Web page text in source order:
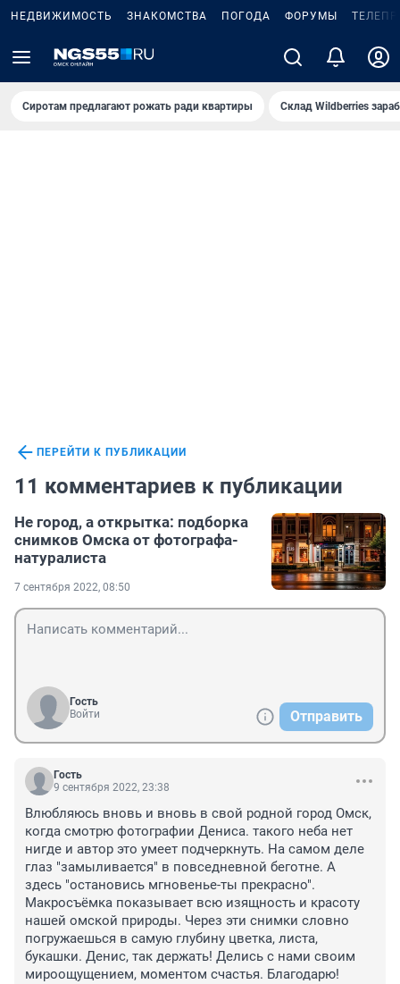
НЕДВИЖИМОСТЬ ЗНАКОМСТВА ПОГОДА ФОРУМЫ
Сиротам предлагают рожать ради квартиры Склад Wildberries
ПЕРЕЙТИ К ПУБЛИКАЦИИ
11 комментариев к публикации
Не город, а открытка: подборка
снимков Омска от фотографа-
натуралиста
7 сентября 2022, 08:50
Гость
Войти
Отправить
Гость
9 сентября 2022, 23:38
Влюбляюсь вновь и вновь в свой родной город Омск,
когда смотрю фотографии Дениса. такого неба нет
нигде и автор это умеет подчеркнуть. На самом деле
глаз "замыливается" в повседневной беготне. А
здесь "остановись мгновенье-ты прекрасно".
Макросъёмка показывает всю изящность и красоту
нашей омской природы. Через эти снимки словно
погружаешься в самую глубину цветка, листа,
букашки. Денис, так держать! Делись с нами своим
мироощущением, моментом счастья. Благодарю!